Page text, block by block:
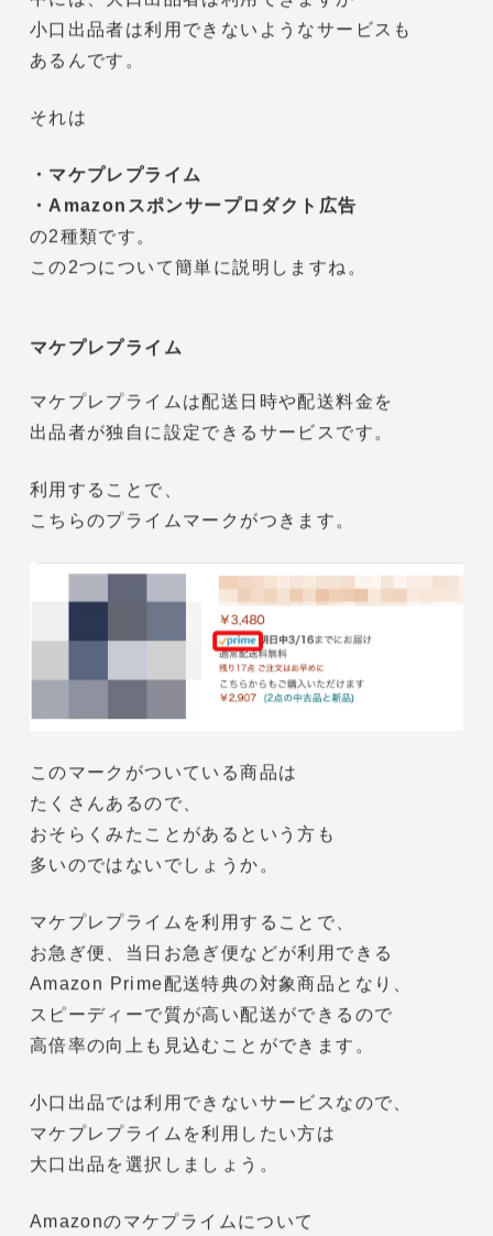
Amazonにはさまざまな出品者のための
小口出品者は利用できないようなサービスも
あるんです。
それは
・Amazonスポンサープロダクト広告
の2種類です。
この2つについて簡単に説明しますね。
マケプレプライム
マケプレプライムは配送日時や配送料金を
出品者が独自に設定できるサービスです。
利用することで、
このマークがついている商品は
たくさんあるので、